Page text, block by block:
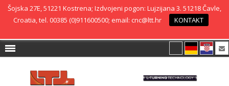
Šojska 27E, 51221 Kostrena; Izdvojeni pogon: Lujzijana 3. 51218 Čavle,
Croatia, tel. 00385 (0)911600500; email: cnc@ltt.hr
KONTAKT